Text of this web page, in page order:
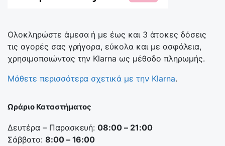
Ολοκληρώστε άμεσα ή με έως και 3 άτοκες δόσεις
τις αγορές σας γρήγορα, εύκολα και με ασφάλεια,
χρησιμοποιώντας την Klarna ως μέθοδο πληρωμής.
Μάθετε περισσότερα σχετικά με την Klarna.
Ωράριο Καταστήματος
Δευτέρα – Παρασκευή:08:00 – 21:00
Σάββατο: 8:00 – 16:00